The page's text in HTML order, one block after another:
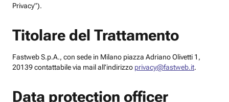
Privacy”).
Titolare del Trattamento
Fastweb S.p.A., con sede in Milano piazza Adriano Olivetti 1,
20139 contattabile via mail all’indirizzo privacy@fastweb.it.
Data protection officer